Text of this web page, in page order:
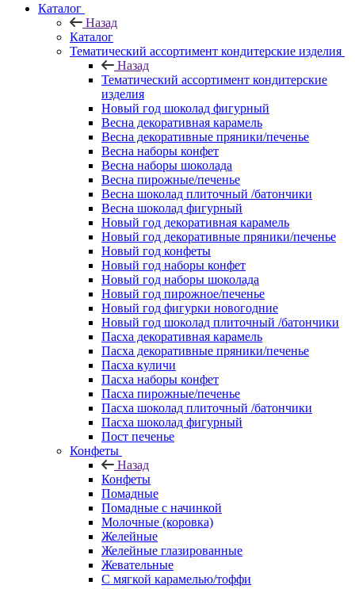
Каталог
Назад
Каталог
Тематический ассортимент кондитерские изделия
Назад
Тематический ассортимент кондитерские
изделия
Новый год шоколад фигурный
Весна декоративная карамель
Весна декоративные пряники/печенье
Весна наборы конфет
Весна наборы шоколада
Весна пирожные/печенье
Весна шоколад плиточный /батончики
Весна шоколад фигурный
Новый год декоративная карамель
Новый год декоративные пряники/печенье
Новый год конфеты
Новый год наборы конфет
Новый год наборы шоколада
Новый год пирожное/печенье
Новый год фигурки новогодние
Новый год шоколад плиточный /батончики
Пасха декоративная карамель
Пасха декоративные пряники/печенье
Пасха куличи
Пасха наборы конфет
Пасха пирожные/печенье
Пасха шоколад плиточный /батончики
Пасха шоколад фигурный
Пост печенье
Конфеты
Назад
Конфеты
Помадные
Помадные с начинкой
Молочные (коровка)
Желейные
Желейные глазированные
Жевательные
С мягкой карамелью/тоффи